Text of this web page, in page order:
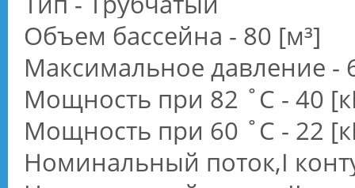
Объем бассейна - 80 [м³]
Максимальное давление -
Мощность при 82 ˚С - 40
Мощность при 60 ˚С - 22
Номинальный поток,I